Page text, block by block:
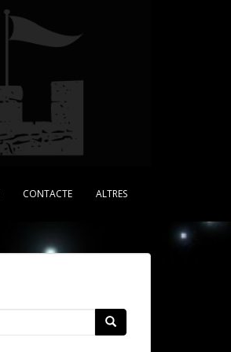
CONTACTE ALTRES